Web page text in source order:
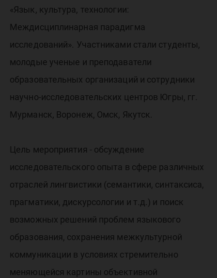
«Язык, культура, технологии:
Междисциплинарная парадигма
исследований». Участниками стали студенты,
молодые ученые и преподаватели
образовательных организаций и сотрудники
научно-исследовательских центров Югры, гг.
Мурманск, Воронеж, Омск, Якутск.
Цель мероприятия - обсуждение
исследовательского опыта в сфере различных
отраслей лингвистики (семантики, синтаксиса,
прагматики, дискурсологии и т.д.) и поиск
возможных решений проблем языкового
образования, сохранения межкультурной
коммуникации в условиях стремительно
меняющейся картины объективной